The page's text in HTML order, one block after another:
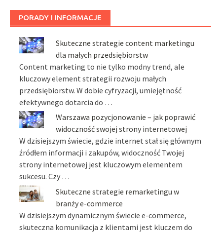
PORADY I INFORMACJE
Skuteczne strategie content marketingu
dla małych przedsiębiorstw
Content marketing to nie tylko modny trend, ale
kluczowy element strategii rozwoju małych
przedsiębiorstw. W dobie cyfryzacji, umiejętność
efektywnego dotarcia do …
Warszawa pozycjonowanie – jak poprawić
widoczność swojej strony internetowej
W dzisiejszym świecie, gdzie internet stał się głównym
źródłem informacji i zakupów, widoczność Twojej
strony internetowej jest kluczowym elementem
sukcesu. Czy …
Skuteczne strategie remarketingu w
branży e-commerce
W dzisiejszym dynamicznym świecie e-commerce,
skuteczna komunikacja z klientami jest kluczem do